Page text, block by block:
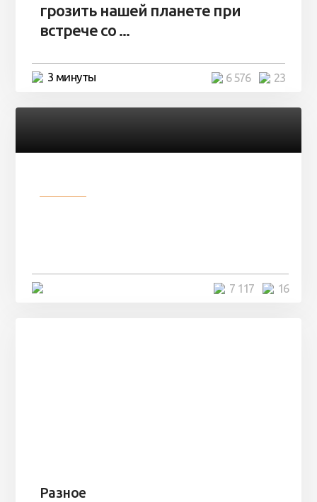
грозить нашей планете при
встрече со ...
3 минуты 23
6 576
16
7 117
Разное